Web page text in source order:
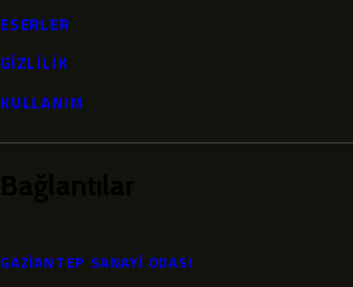
ESERLER
GİZLİLİK
KULLANIM
GAZIANTEP SANAYI ODASI